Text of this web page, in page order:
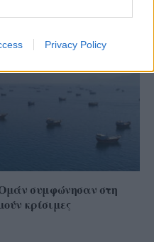
Privacy Policy
συμφώνησαν στη
κρίσιμες